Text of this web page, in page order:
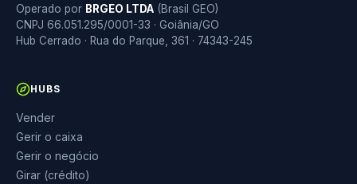
Operado por BRGEO LTDA (Brasil GEO)
CNPJ 66.051.295/0001-33 · Goiânia/GO
Hub Cerrado · Rua do Parque, 361 · 74343-245
HUBS
Vender
Gerir o caixa
Gerir o negócio
Girar (crédito)